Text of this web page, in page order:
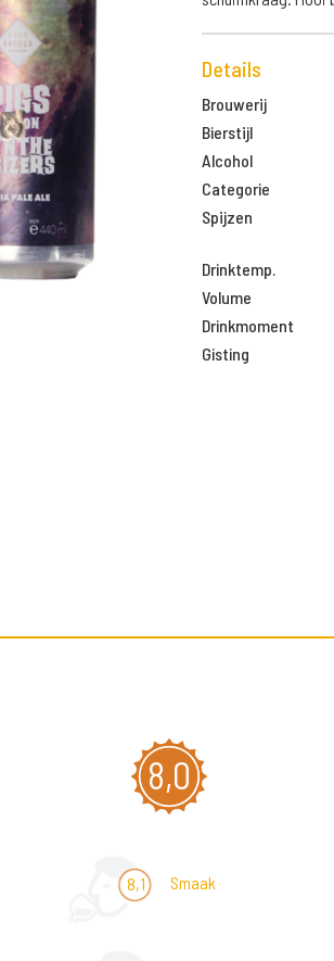
Details
Brouwerij
Bierstijl
Alcohol
Categorie
Spijzen
Drinktemp.
Volume
Drinkmoment
Gisting
8,0
8,1 Smaak